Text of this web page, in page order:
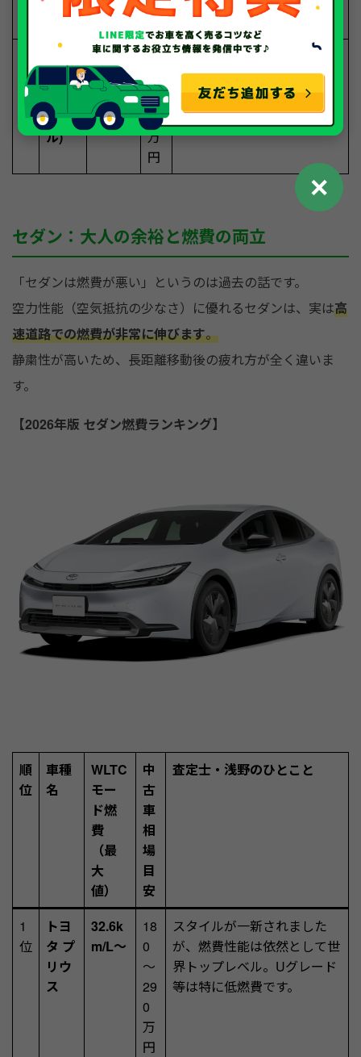
円
位
(ディ
ーゼ
ル)
25.2k
m/L～
90
16
0
万
円
軽油を使うため、長距離通
勤をする方なら燃料代はハ
イブリッド以上に安くなる
こともあります。
セダン：大人の余裕と燃費の両立
「セダンは燃費が悪い」というのは過去の話です。
空力性能（空気抵抗の少なさ）に優れるセダンは、実は高
速道路での燃費が非常に伸びます。
静粛性が高いため、長距離移動後の疲れ方が全く違いま
す。
【2026年版 セダン燃費ランキング】
順
位
車種
名
WLTC
モー
ド燃
費
（最
大
値）
中
古
車
相
場
目
安
査定士・浅野のひとこと
1
位
トヨ
タ プ
リウ
ス
32.6k
m/L～
18
0
～
29
0
万
円
スタイルが一新されました
が、燃費性能は依然として世
界トップレベル。Uグレード
等は特に低燃費です。
✕